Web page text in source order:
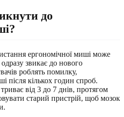
до
ергономічної миші може
звикає до нового
роблять помилку,
після кількох годин спроб.
від 3 до 7 днів, протягом
старий пристрій, щоб мозок